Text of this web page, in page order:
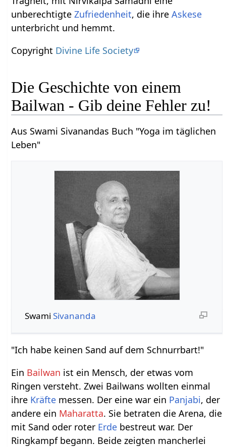
unberechtigteZufriedenheit, die ihreAskese
unterbricht und hemmt.
Copyright Divine Life Society
Die Geschichte von einem
Bailwan - Gib deine Fehler zu!
Aus Swami Sivanandas Buch "Yoga im täglichen
Leben"
Swami Sivananda
"Ich habe keinen Sand auf dem Schnurrbart!"
Ein Bailwan ist ein Mensch, der etwas vom
Ringen versteht. Zwei Bailwans wollten einmal
ihre Kräfte messen. Der eine war ein Panjabi, der
andere ein Maharatta. Sie betraten die Arena, die
mit Sand oder roter Erde bestreut war. Der
Ringkampf begann. Beide zeigten mancherlei